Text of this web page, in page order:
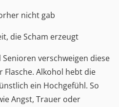
nicht gab
die Scham erzeugt
verschweigen diese
Alkohol hebt die
ein Hochgefühl. So
Angst, Trauer oder